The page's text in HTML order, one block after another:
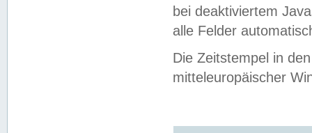
bei deaktiviertem
alle Felder
Die Zeitstempel in
mitteleuropäischer